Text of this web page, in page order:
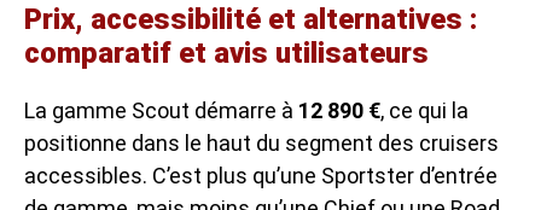
Prix, accessibilité et alternatives :
comparatif et avis utilisateurs
La gamme Scout démarre à 12 890 €, ce qui la
positionne dans le haut du segment des cruisers
accessibles. C’est plus qu’une Sportster d’entrée